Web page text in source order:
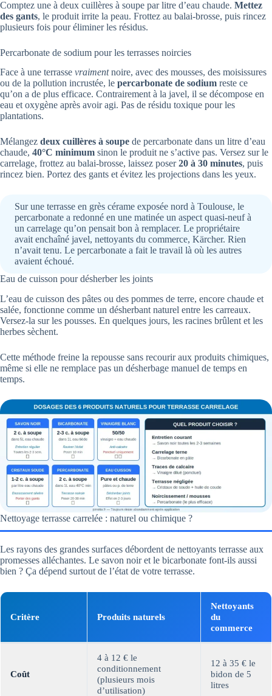
Comptez une à deux cuillères à soupe par litre d’eau chaude. Mettez
des gants, le produit irrite la peau. Frottez au balai-brosse, puis rincez
plusieurs fois pour éliminer les résidus.
Percarbonate de sodium pour les terrasses noircies
Face à une terrasse vraimentnoire, avec des mousses, des moisissures
ou de la pollution incrustée, le percarbonate de sodium reste ce
qu’on a de plus efficace. Contrairement à la javel, il se décompose en
eau et oxygène après avoir agi. Pas de résidu toxique pour les
plantations.
Mélangez deux cuillères à soupe de percarbonate dans un litre d’eau
chaude, 40°C minimum sinon le produit ne s’active pas. Versez sur le
carrelage, frottez au balai-brosse, laissez poser20 à 30 minutes, puis
rincez bien. Portez des gants et évitez les projections dans les yeux.
Sur une terrasse en grès cérame exposée nord à Toulouse, le
percarbonate a redonné en une matinée un aspect quasi-neuf à
un carrelage qu’on pensait bon à remplacer. Le propriétaire
avait enchaîné javel, nettoyants du commerce, Kärcher. Rien
n’avait tenu. Le percarbonate a fait le travail là où les autres
avaient échoué.
Eau de cuisson pour désherber les joints
L’eau de cuisson des pâtes ou des pommes de terre, encore chaude et
salée, fonctionne comme un désherbant naturel entre les carreaux.
Versez-la sur les pousses. En quelques jours, les racines brûlent et les
herbes sèchent.
Cette méthode freine la repousse sans recourir aux produits chimiques,
même si elle ne remplace pas un désherbage manuel de temps en
temps.
Nettoyage terrasse carrelée : naturel ou chimique ?
Les rayons des grandes surfaces débordent de nettoyants terrasse aux
promesses alléchantes. Le savon noir et le bicarbonate font-ils aussi
bien ? Ça dépend surtout de l’état de votre terrasse.
Critère Produits naturels
Nettoyants
du
commerce
Coût
4 à 12 € le
conditionnement
(plusieurs mois
d’utilisation)
12 à 35 € le
bidon de 5
litres